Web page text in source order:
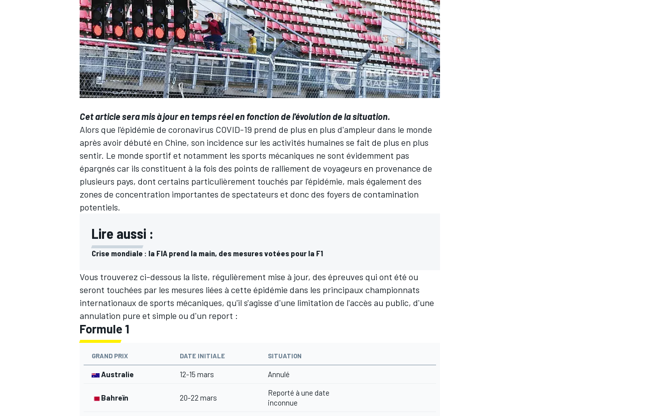
WRC
WEC
Cet article sera mis à jour en temps réel en fonction de l'évolution de la situation.
Alors que l'épidémie de coronavirus COVID-19 prend de plus en plus d'ampleur dans le monde
après avoir débuté en Chine, son incidence sur les activités humaines se fait de plus en plus
sentir. Le monde sportif et notamment les sports mécaniques ne sont évidemment pas
épargnés car ils constituent à la fois des points de ralliement de voyageurs en provenance de
plusieurs pays, dont certains particulièrement touchés par l'épidémie, mais également des
zones de concentration importantes de spectateurs et donc des foyers de contamination
potentiels.
Lire aussi :
Crise mondiale : la FIA prend la main, des mesures votées pour la F1
Vous trouverez ci-dessous la liste, régulièrement mise à jour, des épreuves qui ont été ou
seront touchées par les mesures liées à cette épidémie dans les principaux championnats
internationaux de sports mécaniques, qu'il s'agisse d'une limitation de l'accès au public, d'une
annulation pure et simple ou d'un report :
Formule 1
GRAND PRIX DATE INITIALE SITUATION
Australie 12-15 mars Annulé
Bahreïn 20-22 mars
Reporté à une date
inconnue